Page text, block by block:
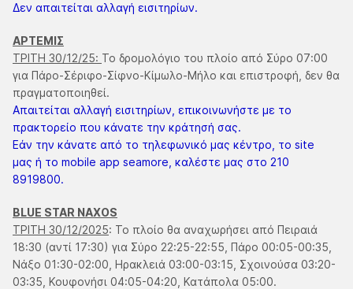
Δεν απαιτείται αλλαγή εισιτηρίων.
ΑΡΤΕΜΙΣ
ΤΡΙΤΗ 30/12/25: Το δρομολόγιο του πλοίο από Σύρο 07:00
για Πάρο-Σέριφο-Σίφνο-Κίμωλο-Μήλο και επιστροφή, δεν θα
πραγματοποιηθεί.
Απαιτείται αλλαγή εισιτηρίων, επικοινωνήστε με το
πρακτορείο που κάνατε την κράτησή σας.
Εάν την κάνατε από το τηλεφωνικό μας κέντρο, το site
μας ή το mobile app seamore, καλέστε μας στο 210
8919800.
BLUE STAR NAXOS
ΤΡΙΤΗ 30/12/2025: Το πλοίο θα αναχωρήσει από Πειραιά
18:30 (αντί 17:30) για Σύρο 22:25-22:55, Πάρο 00:05-00:35,
Νάξο 01:30-02:00, Ηρακλειά 03:00-03:15, Σχοινούσα 03:20-
03:35, Κουφονήσι 04:05-04:20, Κατάπολα 05:00.